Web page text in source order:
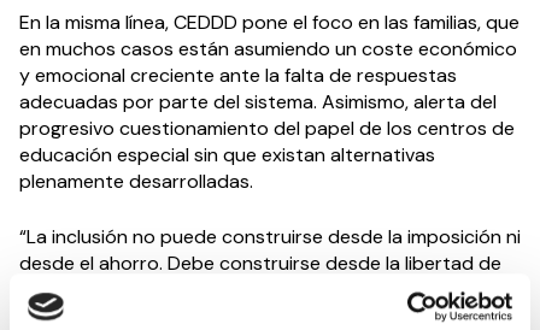
En la misma línea, CEDDD pone el foco en las familias, que
en muchos casos están asumiendo un coste económico
y emocional creciente ante la falta de respuestas
adecuadas por parte del sistema. Asimismo, alerta del
progresivo cuestionamiento del papel de los centros de
educación especial sin que existan alternativas
plenamente desarrolladas.
“La inclusión no puede construirse desde la imposición ni
desde el ahorro. Debe construirse desde la libertad de
elección de las familias y desde el refuerzo de todos los
recursos disponibles”, reivindica Ugarte.